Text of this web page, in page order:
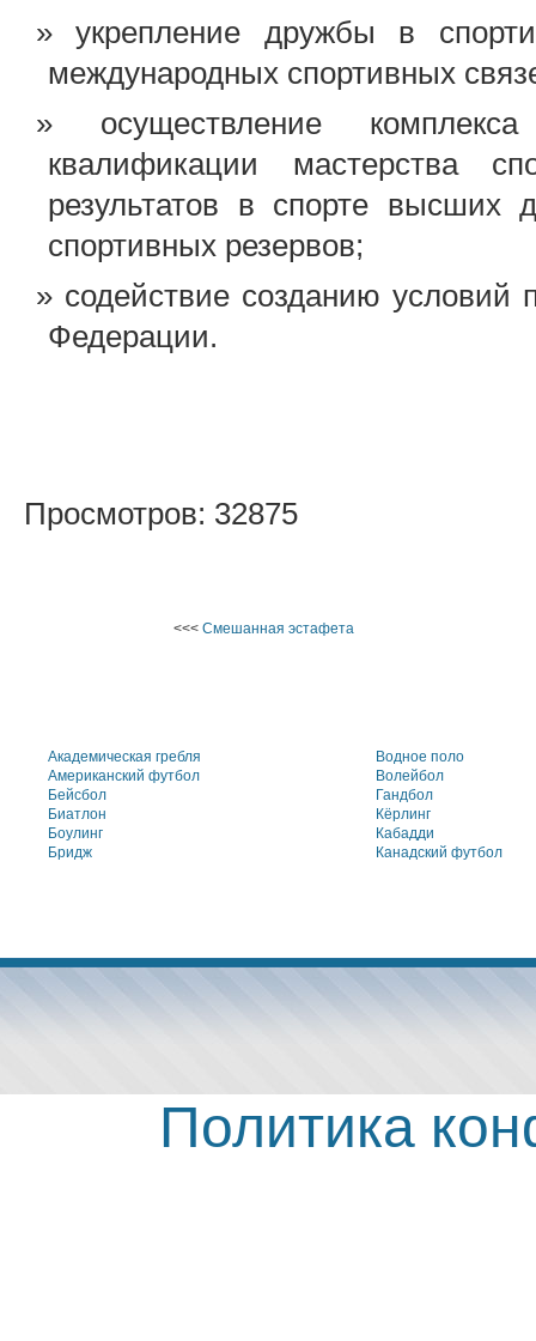
укрепление дружбы в
международных спортивных
осуществление
квалификации мастерства
результатов в спорте высших
спортивных резервов;
содействие созданию условий
Федерации.
Просмотров: 32875
<<< Смешанная эстафета
Академическая гребля
Американский футбол
Бейсбол
Биатлон
Боулинг
Бридж
Водное поло
Волейбол
Гандбол
Кёрлинг
Кабадди
Канадский футбол
Политика